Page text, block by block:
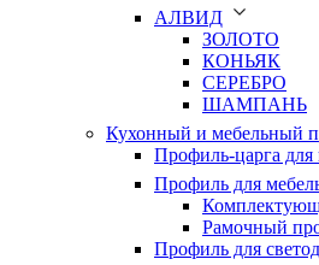
АЛВИД
ЗОЛОТО
КОНЬЯК
СЕРЕБРО
ШАМПАНЬ
Кухонный и мебельный
Профиль-царга для
Профиль для
Рамочный
Профиль для